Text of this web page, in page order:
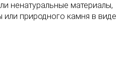
ненатуральные материалы,
или природного камня в виде